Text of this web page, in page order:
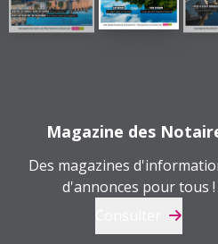
Magazine des
Des magazines
d'annonces pour tous !